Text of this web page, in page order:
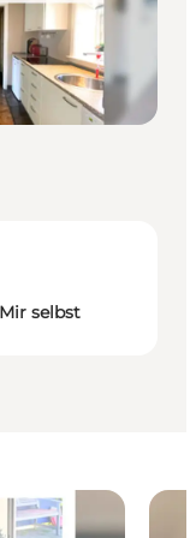
selbst